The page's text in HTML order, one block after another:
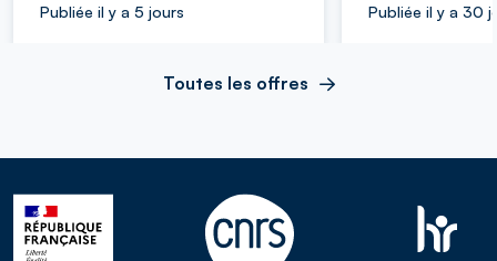
Publiée il y a 5 jours Publiée il y a 30
Toutes les offres